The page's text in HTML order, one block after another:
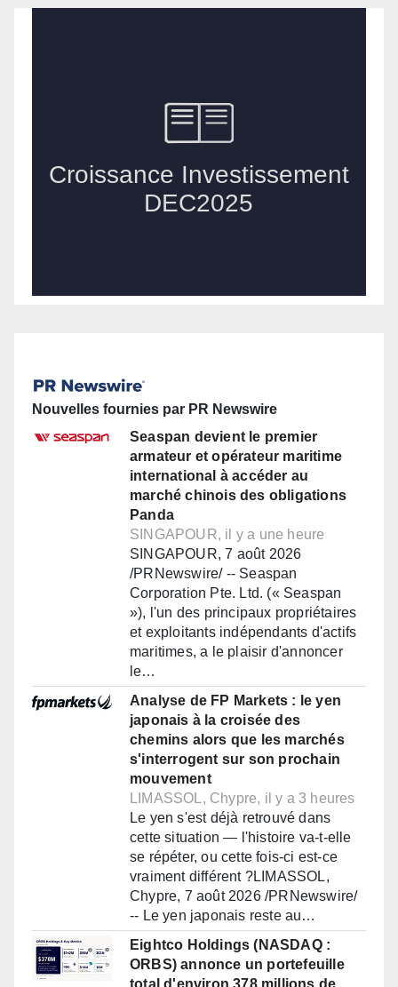
Nouvelles fournies par PR Newswire
Seaspan devient le premier
armateur et opérateur maritime
international à accéder au
marché chinois des obligations
Panda
SINGAPOUR, il y a une heure
SINGAPOUR, 7 août 2026
/PRNewswire/ -- Seaspan
Corporation Pte. Ltd. (« Seaspan
»), l'un des principaux propriétaires
et exploitants indépendants d'actifs
maritimes, a le plaisir d'annoncer
le…
Analyse de FP Markets : le yen
japonais à la croisée des
chemins alors que les marchés
s'interrogent sur son prochain
mouvement
LIMASSOL, Chypre, il y a 3 heures
Le yen s'est déjà retrouvé dans
cette situation — l'histoire va-t-elle
se répéter, ou cette fois-ci est-ce
vraiment différent ?LIMASSOL,
Chypre, 7 août 2026 /PRNewswire/
-- Le yen japonais reste au…
Eightco Holdings (NASDAQ :
ORBS) annonce un portefeuille